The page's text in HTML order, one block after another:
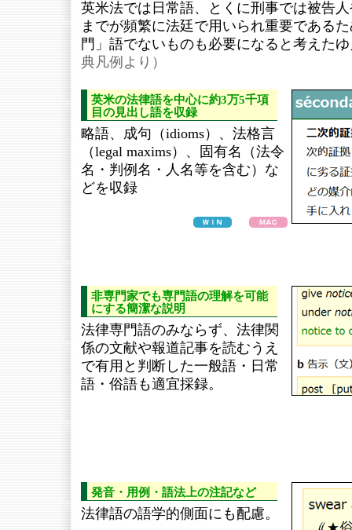
英米法では日常語、とくに刑事では被告
までが頻繁に法廷で用いられ重要である
門」語でないものも必要になると考えた
典凡例より）
英米の法律語を中心に約3万5千項
目の見出し語を収録
略語、成句（idioms）、法格言
（legal maxims）、固有名（法令
名・判例名・人名等を含む）な
どを収録
非専門家でも専門語の理解を可能
にする簡潔な説明
法律専門語のみならず、法律関
係の文献や報道記事を読むうえ
で有用と判断した一般語・日常
語・俗語も適宜採録。
発音・用例・語法上の注記など
法律語の語学的側面にも配慮。